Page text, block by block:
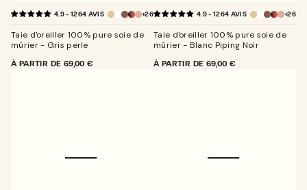
4.9 - 1264 AVIS +26
Taie d'oreiller 100% pure soie de
mûrier - Gris perle
PRIX
À PARTIR DE 69,00 €
4.9 - 1264 AVIS +26
Taie d'oreiller 100% pure soie de
mûrier - Blanc Piping Noir
PRIX
À PARTIR DE 69,00 €